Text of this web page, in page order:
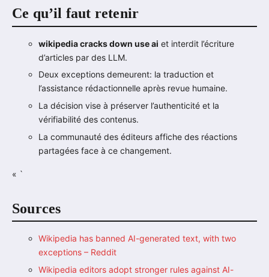
Ce qu’il faut retenir
wikipedia cracks down use ai et interdit l’écriture
d’articles par des LLM.
Deux exceptions demeurent: la traduction et
l’assistance rédactionnelle après revue humaine.
La décision vise à préserver l’authenticité et la
vérifiabilité des contenus.
La communauté des éditeurs affiche des réactions
partagées face à ce changement.
« `
Sources
Wikipedia has banned AI-generated text, with two
exceptions – Reddit
Wikipedia editors adopt stronger rules against AI-